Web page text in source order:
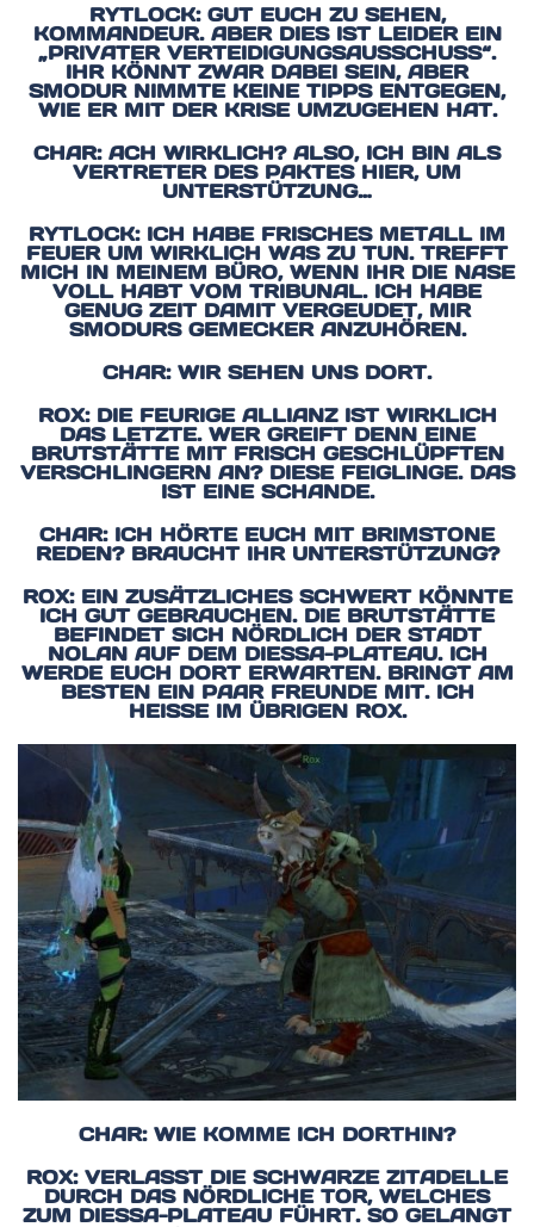
RYTLOCK: GUT EUCH ZU SEHEN,
KOMMANDEUR. ABER DIES IST LEIDER EIN
„PRIVATER VERTEIDIGUNGSAUSSCHUSS“.
IHR KÖNNT ZWAR DABEI SEIN, ABER
SMODUR NIMMTE KEINE TIPPS ENTGEGEN,
WIE ER MIT DER KRISE UMZUGEHEN HAT.
CHAR: ACH WIRKLICH? ALSO, ICH BIN ALS
VERTRETER DES PAKTES HIER, UM
UNTERSTÜTZUNG…
RYTLOCK: ICH HABE FRISCHES METALL IM
FEUER UM WIRKLICH WAS ZU TUN. TREFFT
MICH IN MEINEM BÜRO, WENN IHR DIE NASE
VOLL HABT VOM TRIBUNAL. ICH HABE
GENUG ZEIT DAMIT VERGEUDET, MIR
SMODURS GEMECKER ANZUHÖREN.
CHAR: WIR SEHEN UNS DORT.
ROX: DIE FEURIGE ALLIANZ IST WIRKLICH
DAS LETZTE. WER GREIFT DENN EINE
BRUTSTÄTTE MIT FRISCH GESCHLÜPFTEN
VERSCHLINGERN AN? DIESE FEIGLINGE. DAS
IST EINE SCHANDE.
CHAR: ICH HÖRTE EUCH MIT BRIMSTONE
REDEN? BRAUCHT IHR UNTERSTÜTZUNG?
ROX: EIN ZUSÄTZLICHES SCHWERT KÖNNTE
ICH GUT GEBRAUCHEN. DIE BRUTSTÄTTE
BEFINDET SICH NÖRDLICH DER STADT
NOLAN AUF DEM DIESSA-PLATEAU. ICH
WERDE EUCH DORT ERWARTEN. BRINGT AM
BESTEN EIN PAAR FREUNDE MIT. ICH
HEISSE IM ÜBRIGEN ROX.
CHAR: WIE KOMME ICH DORTHIN?
ROX: VERLASST DIE SCHWARZE ZITADELLE
DURCH DAS NÖRDLICHE TOR, WELCHES
ZUM DIESSA-PLATEAU FÜHRT. SO GELANGT